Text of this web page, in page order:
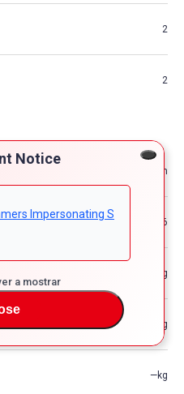
Notice
Impersonating S
a mostrar
2
2
4.71m×1.97m×1.23m
11.36
—kg
—kg
—kg